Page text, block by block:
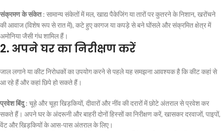
संक्रमण के संकेत: सामान्य संकेतों में मल, खाद्य पैकेजिंग या तारों पर कुतरने के निशान, खरोंचने
की आवाज (विशेष रूप से रात में), कटे हुए कागज या कपड़े से बने घोंसले और संक्रमित क्षेत्र में
अमोनिया जैसी गंध शामिल हैं।
2. अपने घर का निरीक्षण करें
जाल लगाने या कीट निरोधकों का उपयोग करने से पहले यह समझना आवश्यक है कि कीट कहां से
आ रहे हैं और कहां छिपे हो सकते हैं।
प्रवेश बिंदु: चूहे और चूहा खिड़कियों, दीवारों और नींव की दरारों में छोटे अंतराल से प्रवेश कर
सकते हैं। अपने घर के अंदरूनी और बाहरी दोनों हिस्सों का निरीक्षण करें, खासकर दरवाजों, पाइपों,
वेंट और खिड़कियों के आस-पास अंतराल के लिए।